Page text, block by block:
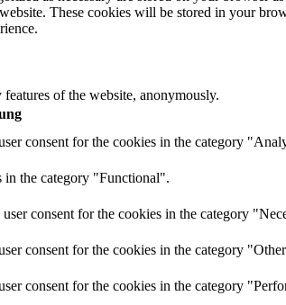
These cookies will be stored in your
of the website, anonymously.
consent for the cookies in the category
in the category "Functional".
consent for the cookies in the category
consent for the cookies in the category
consent for the cookies in the category